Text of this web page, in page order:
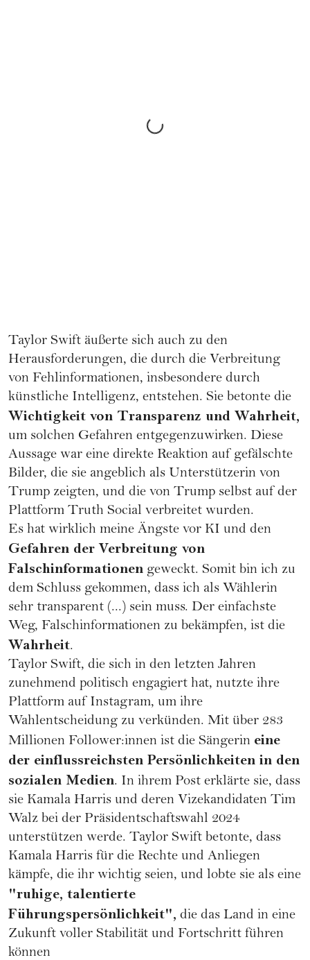
Taylor Swift äußerte sich auch zu den
Herausforderungen, die durch die Verbreitung
von Fehlinformationen, insbesondere durch
künstliche Intelligenz, entstehen. Sie betonte die
Wichtigkeit von Transparenz und Wahrheit,
um solchen Gefahren entgegenzuwirken. Diese
Aussage war eine direkte Reaktion auf gefälschte
Bilder, die sie angeblich als Unterstützerin von
Trump zeigten, und die von Trump selbst auf der
Plattform Truth Social verbreitet wurden.
Es hat wirklich meine Ängste vor KI und den
Gefahren der Verbreitung von
Falschinformationen geweckt. Somit bin ich zu
dem Schluss gekommen, dass ich als Wählerin
sehr transparent (...) sein muss. Der einfachste
Weg, Falschinformationen zu bekämpfen, ist die
Wahrheit.
Taylor Swift, die sich in den letzten Jahren
zunehmend politisch engagiert hat, nutzte ihre
Plattform auf Instagram, um ihre
Wahlentscheidung zu verkünden. Mit über 283
Millionen Follower:innen ist die Sängerin eine
der einflussreichsten Persönlichkeiten in den
sozialen Medien. In ihrem Post erklärte sie, dass
sie Kamala Harris und deren Vizekandidaten Tim
Walz bei der Präsidentschaftswahl 2024
unterstützen werde. Taylor Swift betonte, dass
Kamala Harris für die Rechte und Anliegen
kämpfe, die ihr wichtig seien, und lobte sie als eine
"ruhige, talentierte
Führungspersönlichkeit", die das Land in eine
Zukunft voller Stabilität und Fortschritt führen
können